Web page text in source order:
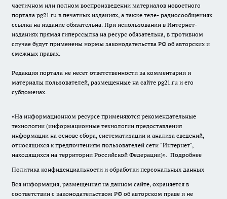
частичном или полном воспроизведении материалов новостного
портала pg21.ru в печатных изданиях, а также теле- радиосообщениях
ссылка на издание обязательна. При использовании в Интернет-
изданиях прямая гиперссылка на ресурс обязательна, в противном
случае будут применены нормы законодательства РФ об авторских и
смежных правах.
Редакция портала не несет ответственности за комментарии и
материалы пользователей, размещенные на сайте pg21.ru и его
субдоменах.
«На информационном ресурсе применяются рекомендательные
технологии (информационные технологии предоставления
информации на основе сбора, систематизации и анализа сведений,
относящихся к предпочтениям пользователей сети "Интернет",
находящихся на территории Российской Федерации)». Подробнее
Политика конфиденциальности и обработки персональных данных
Вся информация, размещенная на данном сайте, охраняется в
соответствии с законодательством РФ об авторском праве и не